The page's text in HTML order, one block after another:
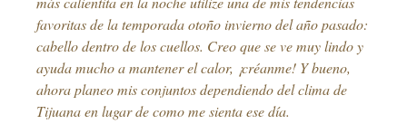
favoritas de la temporada otoño invierno del año pasado:
cabello dentro de los cuellos. Creo que se ve muy lindo y
ayuda mucho a mantener el calor, ¡créanme! Y bueno,
ahora planeo mis conjuntos dependiendo del clima de
Tijuana en lugar de como me sienta ese día.